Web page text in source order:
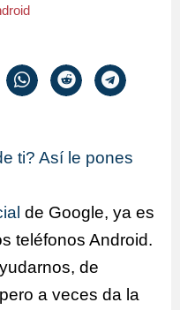
ti? Así le pones
de Google, ya es
teléfonos Android.
de
a veces da la